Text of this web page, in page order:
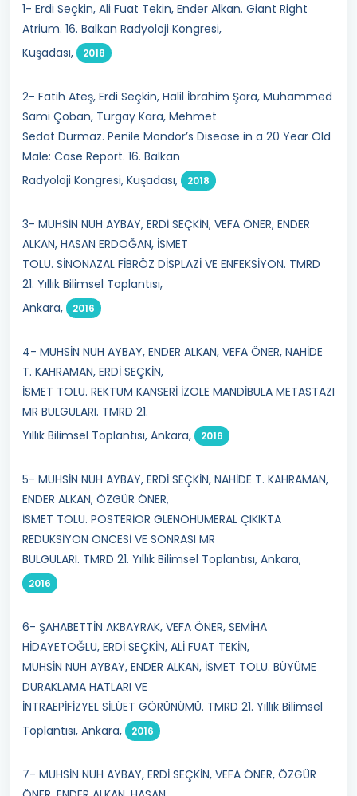
1- Erdi Seçkin, Ali Fuat Tekin, Ender Alkan. Giant Right
Atrium. 16. Balkan Radyoloji Kongresi,
Kuşadası,
2018
2- Fatih Ateş, Erdi Seçkin, Halil İbrahim Şara, Muhammed
Sami Çoban, Turgay Kara, Mehmet
Sedat Durmaz. Penile Mondor’s Disease in a 20 Year Old
Male: Case Report. 16. Balkan
Radyoloji Kongresi, Kuşadası,
2018
3- MUHSİN NUH AYBAY, ERDİ SEÇKİN, VEFA ÖNER, ENDER
ALKAN, HASAN ERDOĞAN, İSMET
TOLU. SİNONAZAL FİBRÖZ DİSPLAZİ VE ENFEKSİYON. TMRD
21. Yıllık Bilimsel Toplantısı,
Ankara,
2016
4- MUHSİN NUH AYBAY, ENDER ALKAN, VEFA ÖNER, NAHİDE
T. KAHRAMAN, ERDİ SEÇKİN,
İSMET TOLU. REKTUM KANSERİ İZOLE MANDİBULA METASTAZI
MR BULGULARI. TMRD 21.
Yıllık Bilimsel Toplantısı, Ankara,
2016
5- MUHSİN NUH AYBAY, ERDİ SEÇKİN, NAHİDE T. KAHRAMAN,
ENDER ALKAN, ÖZGÜR ÖNER,
İSMET TOLU. POSTERİOR GLENOHUMERAL ÇIKIKTA
REDÜKSİYON ÖNCESİ VE SONRASI MR
BULGULARI. TMRD 21. Yıllık Bilimsel Toplantısı, Ankara,
2016
6- ŞAHABETTİN AKBAYRAK, VEFA ÖNER, SEMİHA
HİDAYETOĞLU, ERDİ SEÇKİN, ALİ FUAT TEKİN,
MUHSİN NUH AYBAY, ENDER ALKAN, İSMET TOLU. BÜYÜME
DURAKLAMA HATLARI VE
İNTRAEPİFİZYEL SİLÜET GÖRÜNÜMÜ. TMRD 21. Yıllık Bilimsel
Toplantısı, Ankara,
2016
7- MUHSİN NUH AYBAY, ERDİ SEÇKİN, VEFA ÖNER, ÖZGÜR